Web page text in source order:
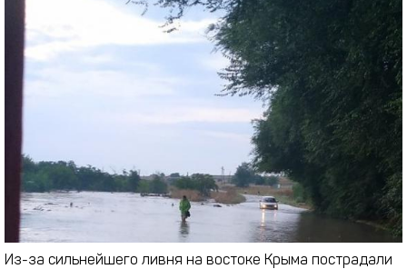
Из-за сильнейшего ливня на востоке Крыма пострадали